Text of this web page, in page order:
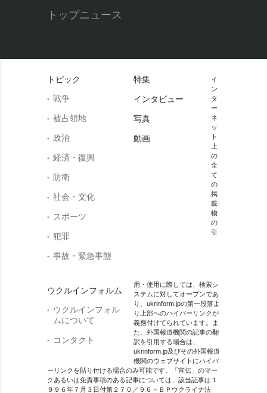
トップニュース
トピック
戦争
被占領地
政治
経済・復興
防衛
社会・文化
スポーツ
犯罪
事故・緊急事態
ウクルインフォルム
ウクルインフォル
ムについて
コンタクト
特集
インタビュー
写真
動画
イ
ン
タ
ー
ネ
ッ
ト
上
の
全
て
の
掲
載
物
の
引
用・使用に際しては、検索シ
ステムに対してオープンであ
り、ukrinform.jpの第一段落よ
り上部へのハイパーリンクが
義務付けてられています。ま
た、外国報道機関の記事の翻
訳を引用する場合は、
ukrinform.jp及びその外国報道
機関のウェブサイトにハイパ
ーリンクを貼り付ける場合のみ可能です。「宣伝」のマー
クあるいは免責事項のある記事については、該当記事は１
９９６年７月３日付第２７０／９６－ＢＰウクライナ法